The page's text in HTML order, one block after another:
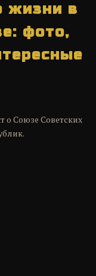
жизни в
фото,
Союзе Советских